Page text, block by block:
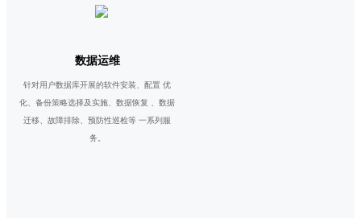
数据运维
针对用户数据库开展的软件安装、配置 优
化、备份策略选择及实施、数据恢复 、数据
迁移、故障排除、预防性巡检等 一系列服
务。